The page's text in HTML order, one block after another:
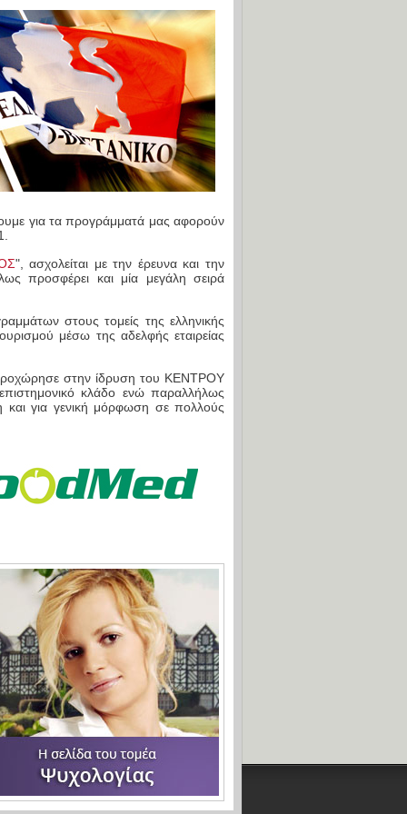
ολοκληρώθηκε!
Οι πρώτες πλήρεις αναγνωρίσεις για
αποφοίτους Ψυχολογίας του
Ελληνοβρετανικού
Διαδικασίες αναγνώρισης των πτυχίων
των αποφοίτων μας
Αναγνώριση πτυχίων των αποφοίτων
μας
Το Ελληνοβρετανικό προσφέρει το Τεστ
Επαγγελματικού Προσανατολισμού
"Άριστον Τεστ" και το Τεστ "Ariston
Learning Styles"
για τα προγράμματά μας αφορούν
", ασχολείται με την έρευνα και την
προσφέρει και μία μεγάλη σειρά
στους τομείς της ελληνικής
μέσω της αδελφής εταιρείας
στην ίδρυση του ΚΕΝΤΡΟΥ
κλάδο ενώ παραλλήλως
και για γενική μόρφωση σε πολλούς